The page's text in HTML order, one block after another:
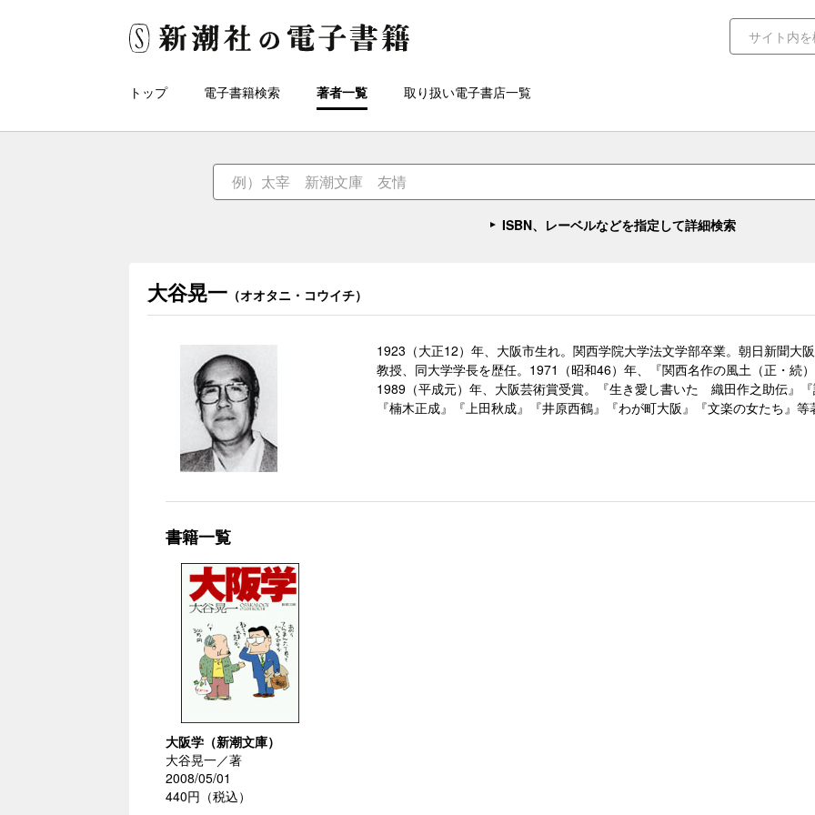
トップ 電子書籍検索 著者一覧 取り扱い電子書店一覧
ISBN、レーベルなどを指定して詳細検索
大谷晃一 （オオタニ・コウイチ）
1923（大正12）年、大阪市生れ。関西学院大学法文学部卒業。朝日新聞大
教授、同大学学長を歴任。1971（昭和46）年、『関西名作の風土（正・続
1989（平成元）年、大阪芸術賞受賞。『生き愛し書いた 織田作之助伝』
『楠木正成』『上田秋成』『井原西鶴』『わが町大阪』『文楽の女たち』等
書籍一覧
大阪学（新潮文庫）
大谷晃一／著
2008/05/01
440円（税込）